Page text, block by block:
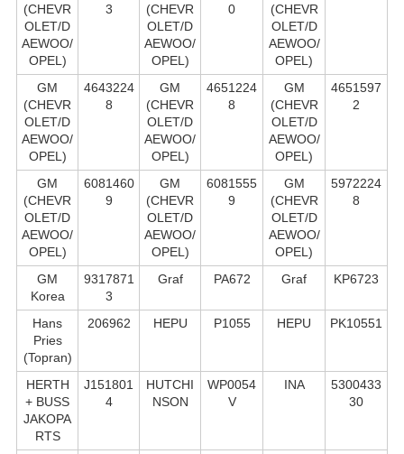
(CHEVR
OLET/D
AEWOO/
OPEL)
3
(CHEVR
OLET/D
AEWOO/
OPEL)
0
(CHEVR
OLET/D
AEWOO/
OPEL)
GM
(CHEVR
OLET/D
AEWOO/
OPEL)
4643224
8
GM
(CHEVR
OLET/D
AEWOO/
OPEL)
4651224
8
GM
(CHEVR
OLET/D
AEWOO/
OPEL)
4651597
2
GM
(CHEVR
OLET/D
AEWOO/
OPEL)
6081460
9
GM
(CHEVR
OLET/D
AEWOO/
OPEL)
6081555
9
GM
(CHEVR
OLET/D
AEWOO/
OPEL)
5972224
8
GM
Korea
9317871
3
Graf PA672 Graf KP6723
Hans
Pries
(Topran)
206962 HEPU P1055 HEPU PK10551
HERTH
+ BUSS
JAKOPA
RTS
J151801
4
HUTCHI
NSON
WP0054
V
INA
5300433
30